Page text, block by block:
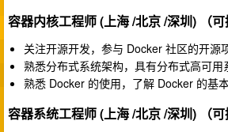
容器内核工程师(上海 /北京 /深圳) （可
关注开源开发，参与 Docker 社区的开源
熟悉分布式系统架构，具有分布式高可用
熟悉 Docker 的使用，了解 Docker 的基
容器系统工程师(上海 /北京 /深圳) （可